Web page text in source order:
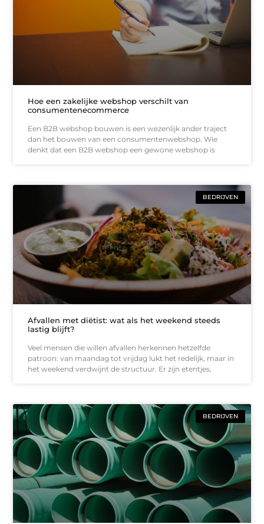
Hoe een zakelijke webshop verschilt van
consumentenecommerce
Een B2B webshop bouwen is een wezenlijk ander traject
dan het bouwen van een consumentenwebshop. Wie
denkt dat een B2B webshop een gewone webshop is
BEDRIJVEN
Afvallen met diëtist: wat als het weekend steeds
lastig blijft?
Veel mensen die willen afvallen herkennen hetzelfde
patroon: van maandag tot vrijdag lukt het redelijk, maar in
het weekend verdwijnt de structuur. Er zijn etentjes,
BEDRIJVEN